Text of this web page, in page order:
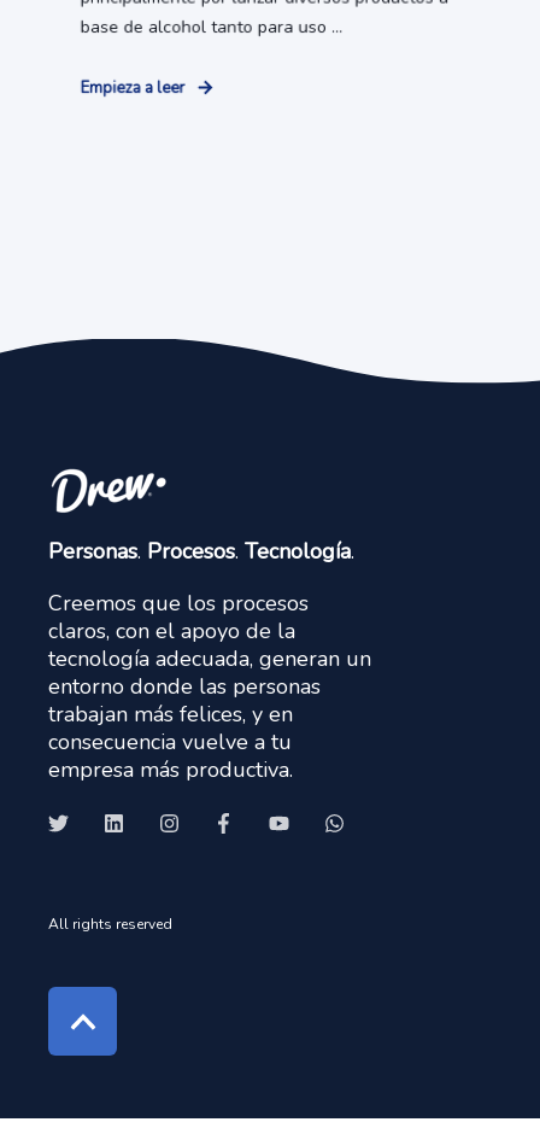
base de alcohol tanto para uso ...
Empieza a leer
Personas. Procesos. Tecnología.
Creemos que los procesos
claros, con el apoyo de la
tecnología adecuada, generan un
entorno donde las personas
trabajan más felices, y en
consecuencia vuelve a tu
empresa más productiva.
All rights reserved